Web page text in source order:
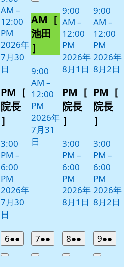
AM –
12:00
PM
2026年
7月30
日
PM［
院長
］
3:00
PM –
6:00
PM
2026年
7月30
日
月
31
日
イ
ベ
ト)
Close
AM［
池田
］
9:00
AM –
12:00
PM
2026年
7月31
日
9:00
AM –
12:00
PM
2026年
8月1日
PM［
院長
］
3:00
PM –
6:00
PM
2026年
8月1日
9:00
AM –
12:00
PM
2026年
8月2日
PM［
院長
］
3:00
PM –
6:00
PM
2026年
8月2日
62026
年
●●
件
Close
72026
年
●●
件
Close
82026
年
●●
件
Close
92026
年
●●
件
Close